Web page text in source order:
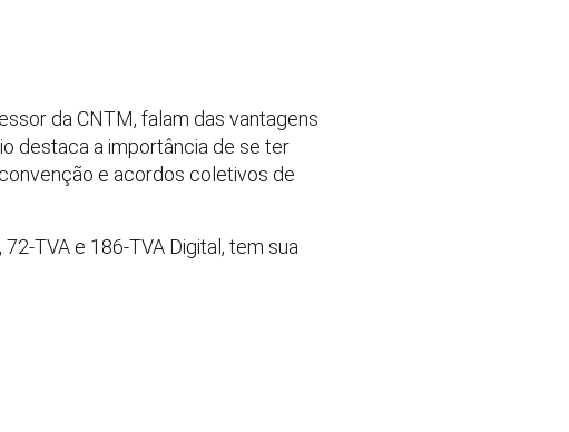
da CNTM, falam das vantagens
destaca a importância de se ter
e acordos coletivos de
TVA e 186-TVA Digital, tem sua